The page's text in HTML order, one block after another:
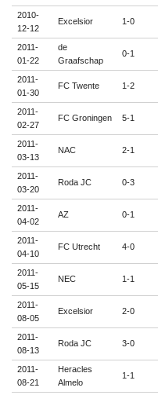
2010-
12-12
Excelsior 1-0
2011-
01-22
de
Graafschap
0-1
2011-
01-30
FC Twente 1-2
2011-
02-27
FC Groningen 5-1
2011-
03-13
NAC 2-1
2011-
03-20
Roda JC 0-3
2011-
04-02
AZ 0-1
2011-
04-10
FC Utrecht 4-0
2011-
05-15
NEC 1-1
2011-
08-05
Excelsior 2-0
2011-
08-13
Roda JC 3-0
2011-
08-21
Heracles
Almelo
1-1